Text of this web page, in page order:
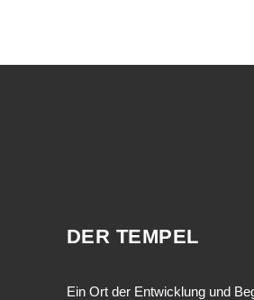
DER TEMPEL
Ein Ort der Entwicklung und